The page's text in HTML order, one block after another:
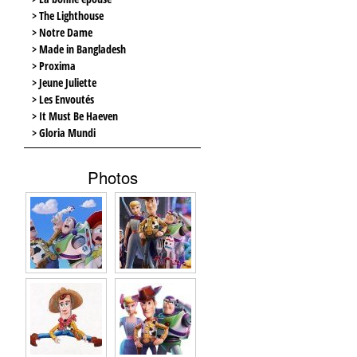
> The Lighthouse
> Notre Dame
> Made in Bangladesh
> Proxima
> Jeune Juliette
> Les Envoutés
> It Must Be Haeven
> Gloria Mundi
Photos